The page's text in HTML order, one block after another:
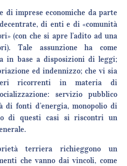
di imprese economiche da parte
di enti e di «comunità
(con che si apre l’adito ad una
Tale assunzione ha come
in base a disposizioni di leggi;
ed indennizzo; che vi sia
ricorrenti in materia di
servizio pubblico
di fonti d’energia, monopolio di
di questi casi si riscontri un
terriera richieggono un
che vanno dai vincoli, come